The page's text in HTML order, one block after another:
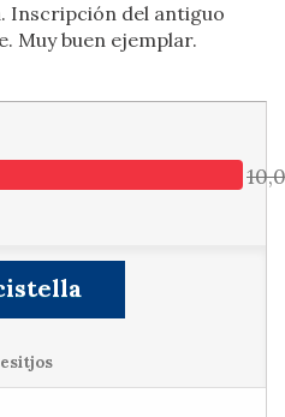
Inscripción del antiguo
Muy buen ejemplar.